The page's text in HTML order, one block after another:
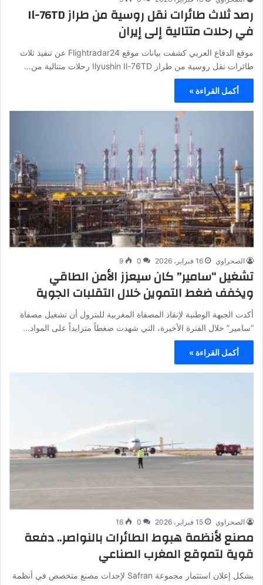
رصد ثلاث طائرات نقل روسية من طراز Il-76TD
في رحلات متتالية إلى إيران
موقع الدفاع العربي كشفت بيانات موقع Flightradar24 عن تنفيذ ثلاث
طائرات نقل روسية من طراز Ilyushin Il-76TD رحلات متتالية من…
أكمل القراءة »
الصحراوي 16 فبراير، 2026 0
9
تشغيل “سامير” كان سيعزز الأمن الطاقي
ويخفف ضغط التموين خلال التقلبات الجوية
أكدت الجبهة الوطنية لإنقاذ المصفاة المغربية للبترول أن تشغيل مصفاة
“سامير” خلال الفترة الأخيرة، التي شهدت ضغطاً متزايداً على المواد…
أكمل القراءة »
الصحراوي 15 فبراير، 2026 0
16
مصنع لأنظمة هبوط الطائرات بالنواصر.. دفعة
قوية لتموقع المغرب الصناعي
يشكل إعلان استثمار مجموعة Safran لإحداث مصنع متخصص في أنظمة